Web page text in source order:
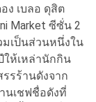
ง เบลอ ดุสิต
Market ซีซั่น 2
เป็นส่วนหนึ่งใน
ให้เหล่านักกิน
รร้านดังจาก
นเชฟชื่อดังที่